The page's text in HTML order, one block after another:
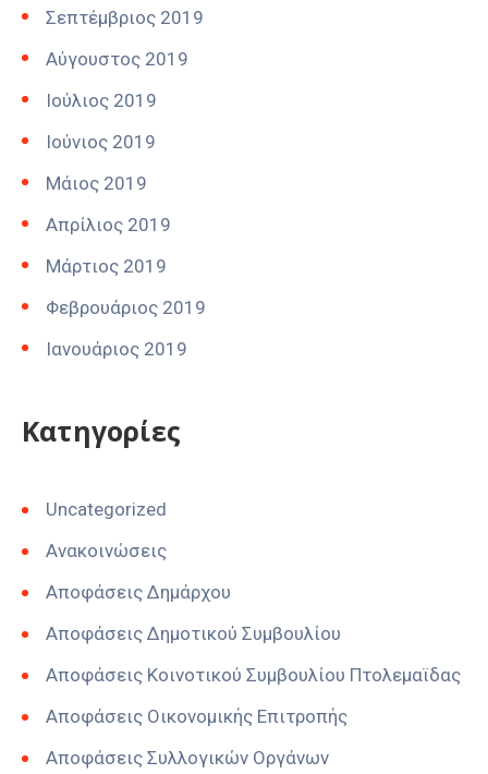
Σεπτέμβριος 2019
Αύγουστος 2019
Ιούλιος 2019
Ιούνιος 2019
Μάιος 2019
Απρίλιος 2019
Μάρτιος 2019
Φεβρουάριος 2019
Ιανουάριος 2019
Kατηγορίες
Uncategorized
Ανακοινώσεις
Αποφάσεις Δημάρχου
Αποφάσεις Δημοτικού Συμβουλίου
Αποφάσεις Κοινοτικού Συμβουλίου Πτολεμαϊδας
Αποφάσεις Οικονομικής Επιτροπής
Αποφάσεις Συλλογικών Οργάνων